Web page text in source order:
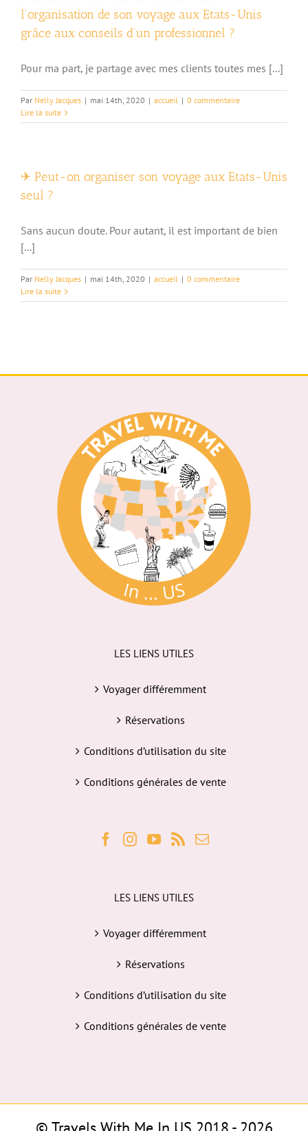
l’organisation de son voyage aux Etats-Unis
grâce aux conseils d’un professionnel ?
Pour ma part, je partage avec mes clients toutes mes [...]
Par Nelly Jacques | mai 14th, 2020 | accueil | 0 commentaire
Lire la suite
✈ Peut-on organiser son voyage aux Etats-Unis
seul ?
Sans aucun doute. Pour autant, il est important de bien
[...]
Par Nelly Jacques | mai 14th, 2020 | accueil | 0 commentaire
Lire la suite
LES LIENS UTILES
Voyager différemment
Réservations
Conditions d’utilisation du site
Conditions générales de vente
LES LIENS UTILES
Voyager différemment
Réservations
Conditions d’utilisation du site
Conditions générales de vente